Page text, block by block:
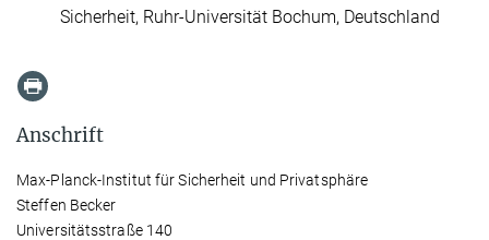
Sicherheit, Ruhr-Universität Bo­chum, Deutschland
Anschrift
Max-Planck-Institut für Sicherheit und Privatsphäre
Steffen Becker
Universitätsstraße 140